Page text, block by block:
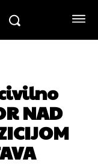
NAD